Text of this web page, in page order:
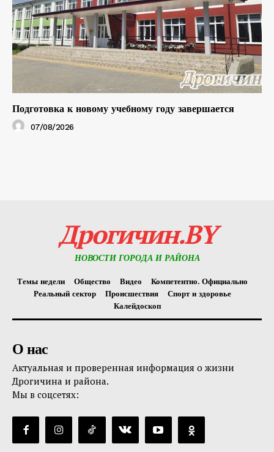
Подготовка к новому учебному году завершается
07/08/2026
Дрогичин.BY
НОВОСТИ ГОРОДА И РАЙОНА
Темы недели Общество Видео
Компетентно. Официально
Реальный сектор
Происшествия
Спорт и здоровье
Калейдоскоп
О нас
Актуальная и проверенная информация о жизни
Дрогичина и района.
Мы в соцсетях: